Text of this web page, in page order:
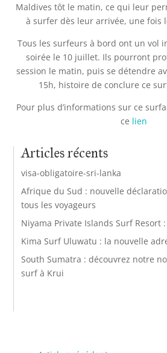
Maldives tôt le matin, ce qui leur
à surfer dès leur arrivée, une fois
Tous les surfeurs à bord ont un vol
soirée le 10 juillet. Ils pourront
session le matin, puis se détendre
15h, histoire de conclure ce
Pour plus d’informations sur ce
ce lien
Articles récents
visa-obligatoire-sri-lanka
Afrique du Sud : nouvelle
tous les voyageurs
Niyama Private Islands Surf Resort
Kima Surf Uluwatu : la nouvelle
South Sumatra : découvrez notre
surf à Krui